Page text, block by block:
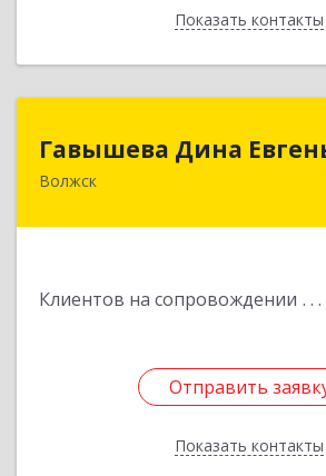
Показать контакты
Назад
Гавышева Дина
Волжск
Клиентов на сопровождении
Отправить
Показать контакты
Отправить
Назад